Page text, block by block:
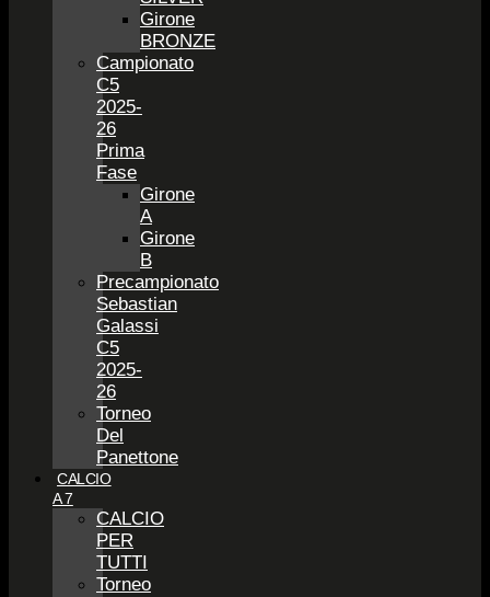
Girone
BRONZE
Campionato
C5
2025-
26
Prima
Fase
Girone
A
Girone
B
Precampionato
Sebastian
Galassi
C5
2025-
26
Torneo
Del
Panettone
CALCIO
A 7
CALCIO
PER
TUTTI
Torneo